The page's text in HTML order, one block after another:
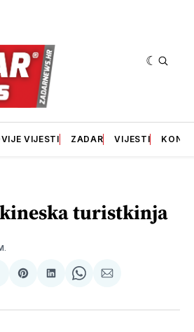
VIJESTI ZADAR VIJESTI
turistkinja
SharepodijeliSharepodijeli